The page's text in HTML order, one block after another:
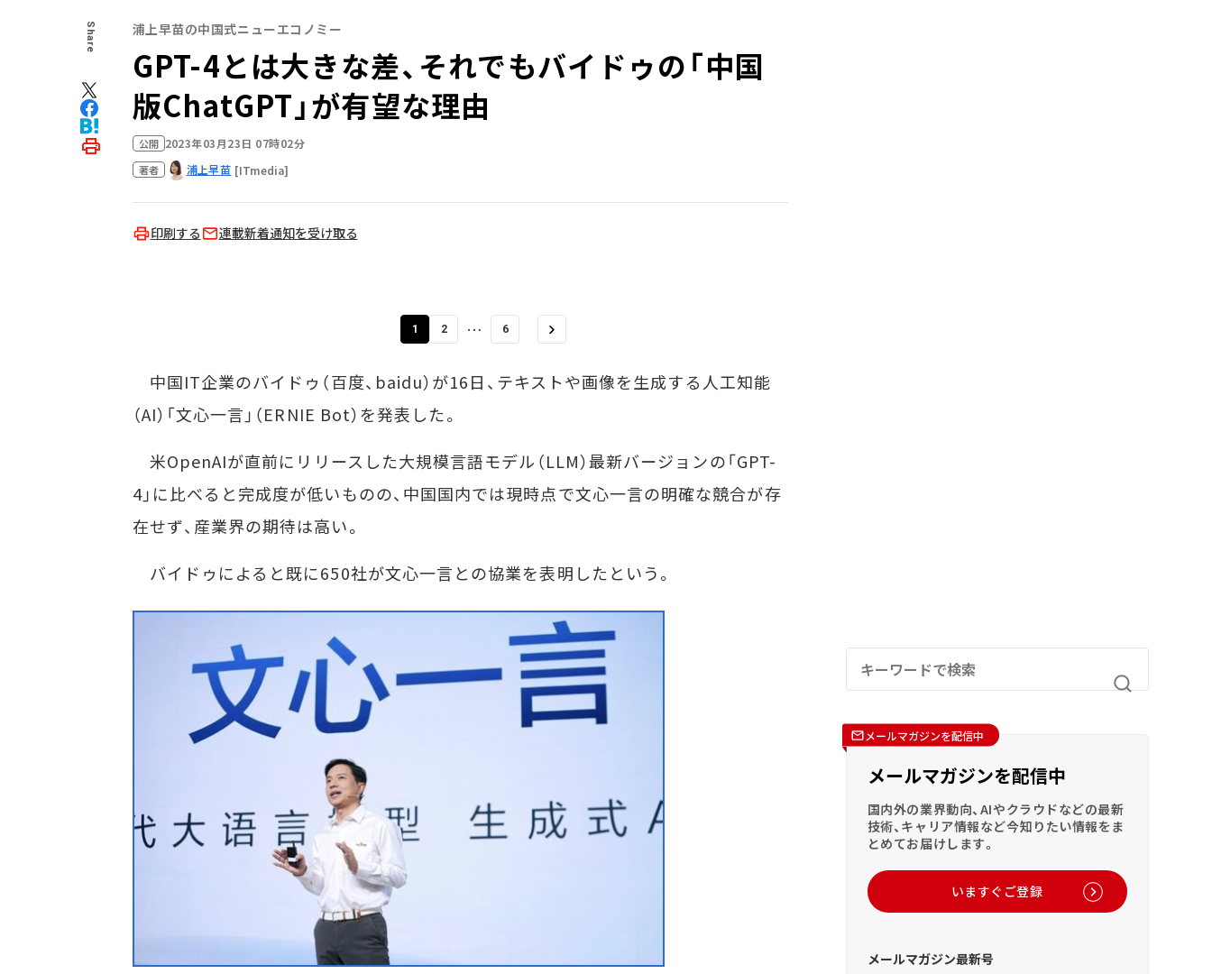
Share 浦上早苗の中国式ニューエコノミー
GPT-4とは大きな差、それでもバイドゥの「中国
版ChatGPT」が有望な理由
公開 2023年03月23日 07時02分
著者 浦上早苗 [ITmedia]
印刷する 連載新着通知を受け取る
1 2 … 6
中国IT企業のバイドゥ（百度、baidu）が16日、テキストや画像を生成する人工知能
（AI）「文心一言」（ERNIE Bot）を発表した。
米OpenAIが直前にリリースした大規模言語モデル（LLM）最新バージョンの「GPT-
4」に比べると完成度が低いものの、中国国内では現時点で文心一言の明確な競合が存
在せず、産業界の期待は高い。
バイドゥによると既に650社が文心一言との協業を表明したという。
メールマガジンを配信中
メールマガジンを配信中
国内外の業界動向、AIやクラウドなどの最新
技術、キャリア情報など今知りたい情報をま
とめてお届けします。
いますぐご登録
メールマガジン最新号